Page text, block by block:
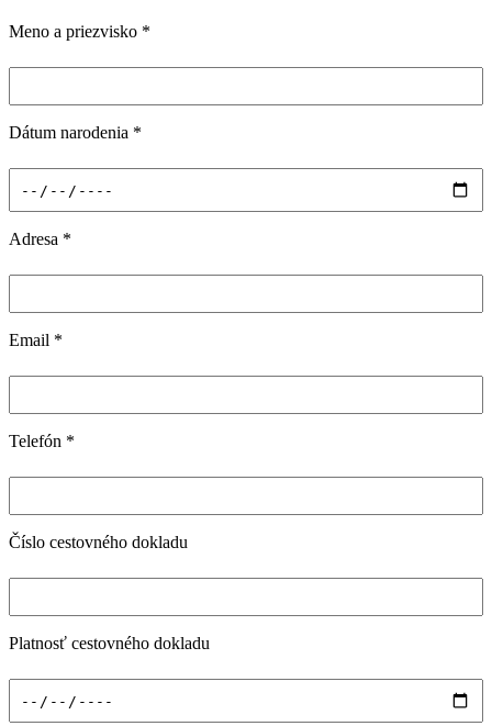
Meno a priezvisko *
Dátum narodenia *
Adresa *
Email *
Telefón *
Číslo cestovného dokladu
Platnosť cestovného dokladu